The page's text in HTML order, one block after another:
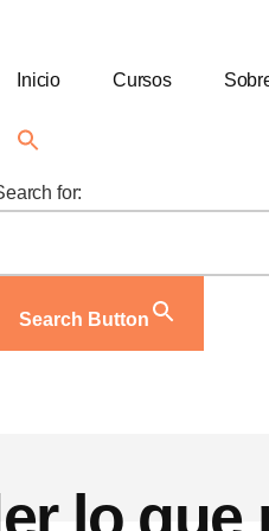
Inicio Cursos
for:
Search Button
lo que